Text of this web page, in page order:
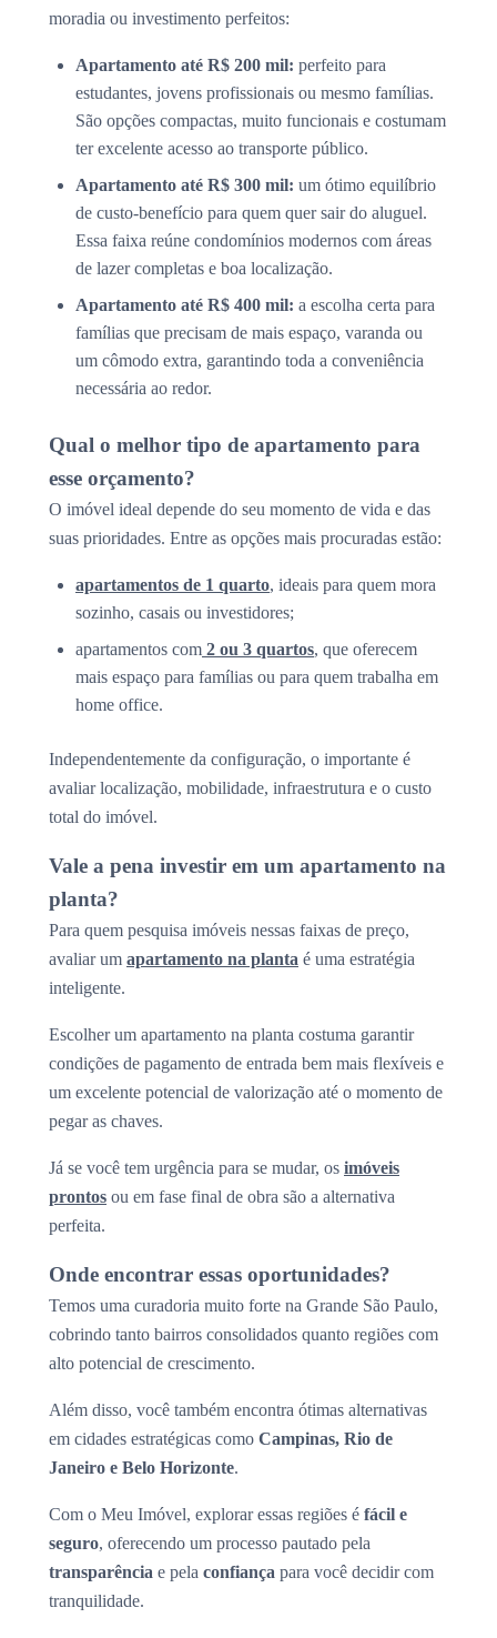
moradia ou investimento perfeitos:
Apartamento até R$ 200 mil: perfeito para
estudantes, jovens profissionais ou mesmo famílias.
São opções compactas, muito funcionais e costumam
ter excelente acesso ao transporte público.
Apartamento até R$ 300 mil: um ótimo equilíbrio
de custo-benefício para quem quer sair do aluguel.
Essa faixa reúne condomínios modernos com áreas
de lazer completas e boa localização.
Apartamento até R$ 400 mil: a escolha certa para
famílias que precisam de mais espaço, varanda ou
um cômodo extra, garantindo toda a conveniência
necessária ao redor.
Qual o melhor tipo de apartamento para
esse orçamento?
O imóvel ideal depende do seu momento de vida e das
suas prioridades. Entre as opções mais procuradas estão:
apartamentos de 1 quarto, ideais para quem mora
sozinho, casais ou investidores;
apartamentos com 2 ou 3 quartos, que oferecem
mais espaço para famílias ou para quem trabalha em
home office.
Independentemente da configuração, o importante é
avaliar localização, mobilidade, infraestrutura e o custo
total do imóvel.
Vale a pena investir em um apartamento na
planta?
Para quem pesquisa imóveis nessas faixas de preço,
avaliar um apartamento na planta é uma estratégia
inteligente.
Escolher um apartamento na planta costuma garantir
condições de pagamento de entrada bem mais flexíveis e
um excelente potencial de valorização até o momento de
pegar as chaves.
Já se você tem urgência para se mudar, os imóveis
prontos ou em fase final de obra são a alternativa
perfeita.
Onde encontrar essas oportunidades?
Temos uma curadoria muito forte na Grande São Paulo,
cobrindo tanto bairros consolidados quanto regiões com
alto potencial de crescimento.
Além disso, você também encontra ótimas alternativas
em cidades estratégicas como Campinas, Rio de
Janeiro e Belo Horizonte.
Com o Meu Imóvel, explorar essas regiões é fácil e
seguro, oferecendo um processo pautado pela
transparência e pela confiança para você decidir com
tranquilidade.